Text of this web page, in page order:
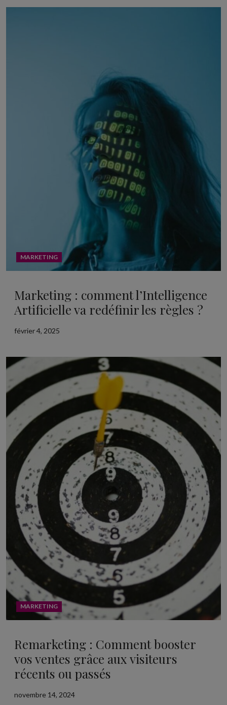
MARKETING
Marketing : comment l’Intelligence
Artificielle va redéfinir les règles ?
février 4, 2025
MARKETING
Remarketing : Comment booster
vos ventes grâce aux visiteurs
récents ou passés
novembre 14, 2024